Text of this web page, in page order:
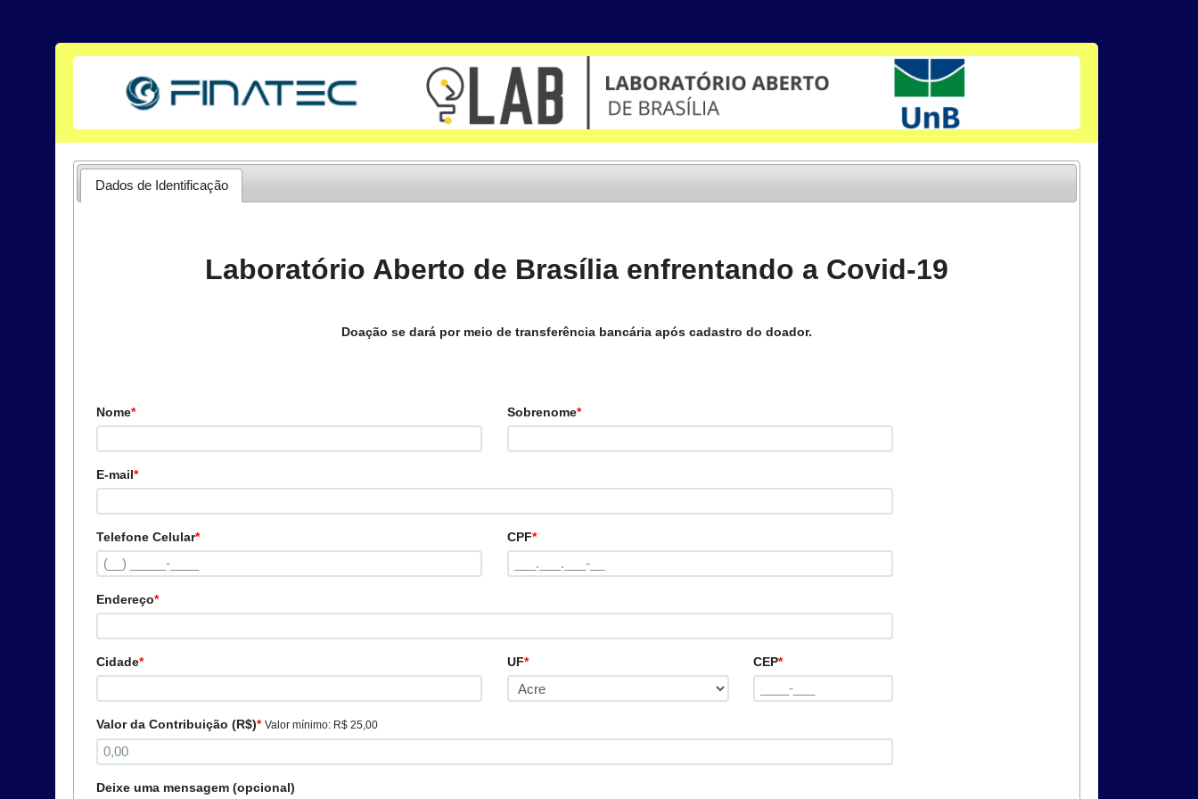
Dados de Identificação
Laboratório Aberto de Brasília enfrentando a Covid-19
Doação se dará por meio de transferência bancária após cadastro do doador.
Nome* Sobrenome*
E-mail*
Telefone Celular* CPF*
Endereço*
Cidade* UF* CEP*
Valor da Contribuição (R$)* Valor mínimo: R$ 25,00
Deixe uma mensagem (opcional)